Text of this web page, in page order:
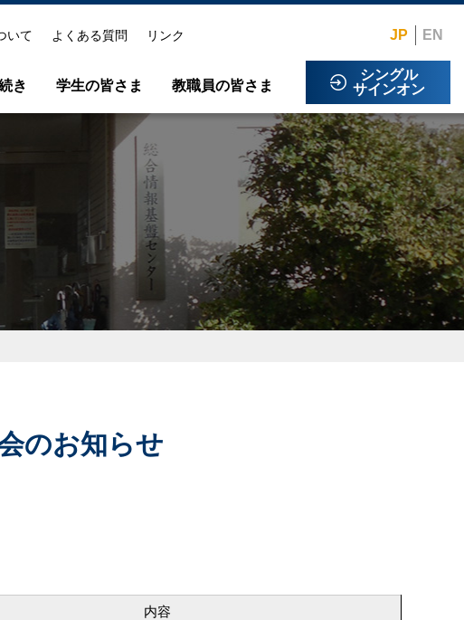
規程類
スタッフ紹介
業務記録
会議・研修室の利用について
Microsoft365多要素認証設定方法
情報セキュリティ
ホームページ運用支援
き 学生の皆さま 教職員の皆さま
いて よくある質問 リンク
シングル
サインオン
JP EN
のお知らせ
内容